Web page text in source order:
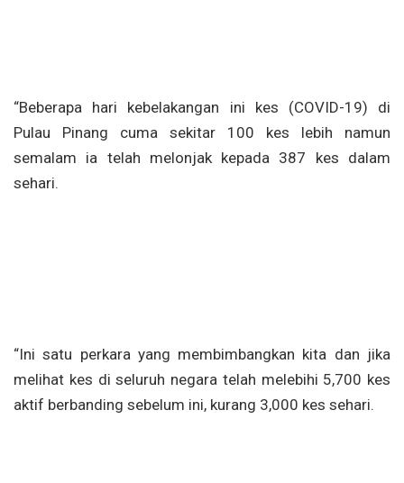
“Beberapa hari kebelakangan ini kes (COVID-19) di
Pulau Pinang cuma sekitar 100 kes lebih namun
semalam ia telah melonjak kepada 387 kes dalam
sehari.
“Ini satu perkara yang membimbangkan kita dan jika
melihat kes di seluruh negara telah melebihi 5,700 kes
aktif berbanding sebelum ini, kurang 3,000 kes sehari.